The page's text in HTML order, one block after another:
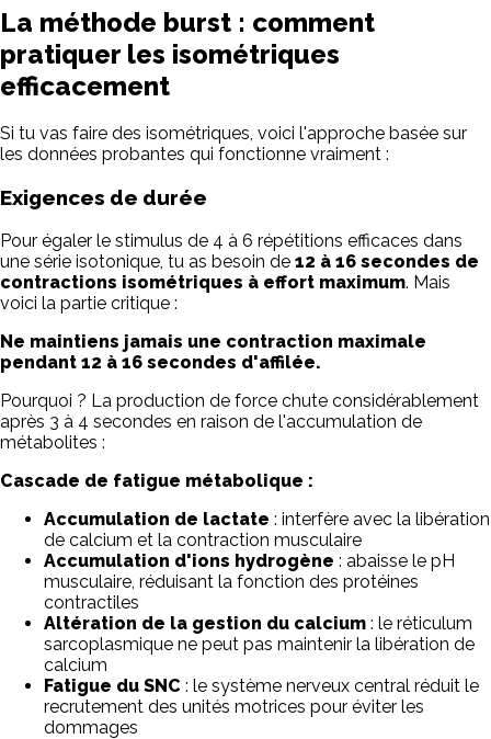
La méthode burst : comment
pratiquer les isométriques
efficacement
Si tu vas faire des isométriques, voici l'approche basée sur
les données probantes qui fonctionne vraiment :
Exigences de durée
Pour égaler le stimulus de 4 à 6 répétitions efficaces dans
une série isotonique, tu as besoin de 12 à 16 secondes de
contractions isométriques à effort maximum. Mais
voici la partie critique :
Ne maintiens jamais une contraction maximale
pendant 12 à 16 secondes d'affilée.
Pourquoi ? La production de force chute considérablement
après 3 à 4 secondes en raison de l'accumulation de
métabolites :
Cascade de fatigue métabolique :
Accumulation de lactate : interfère avec la libération
de calcium et la contraction musculaire
Accumulation d'ions hydrogène : abaisse le pH
musculaire, réduisant la fonction des protéines
contractiles
Altération de la gestion du calcium : le réticulum
sarcoplasmique ne peut pas maintenir la libération de
calcium
Fatigue du SNC : le système nerveux central réduit le
recrutement des unités motrices pour éviter les
dommages